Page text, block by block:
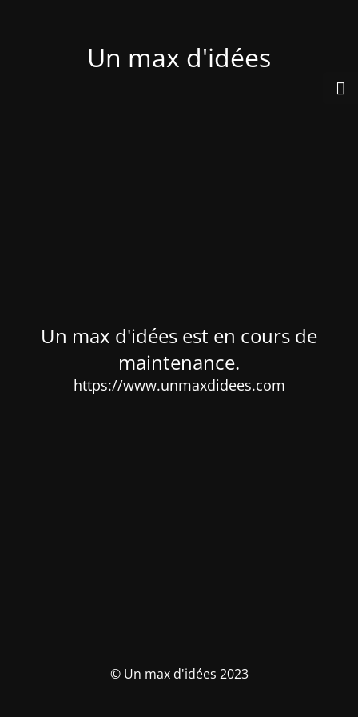
Un max d'idées
Un max d'idées est en cours de
maintenance.
https://www.unmaxdidees.com
© Un max d'idées 2023